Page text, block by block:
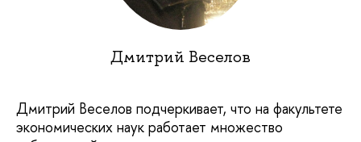
Дмитрий Веселов
Дмитрий Веселов подчеркивает, что на факультете
экономических наук работает множество